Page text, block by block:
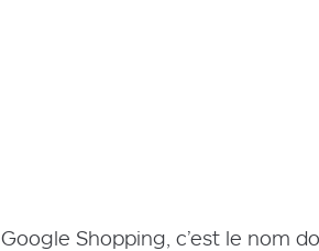
Google Shopping, c’est le nom